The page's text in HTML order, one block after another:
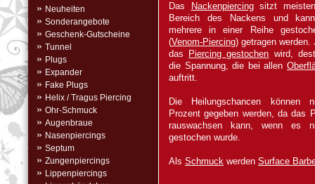
» Neuheiten
» Sonderangebote
» Geschenk-Gutscheine
» Tunnel
» Plugs
» Expander
» Fake Plugs
» Helix / Tragus Piercing
» Ohr-Schmuck
» Augenbraue
» Nasenpiercings
» Septum
» Zungenpiercings
» Lippenpiercings
Das Nackenpiercingsitzt
Bereich des Nackens und
mehrere in einer Reihe
(Venom-Piercing) getragen werden.
das
Piercing gestochen wird,
die Spannung, die bei allen
auftritt.
Die Heilungschancen können
Prozent gegeben werden, da das
rauswachsen kann, wenn es
gestochen wurde.
Als Schmuck werden Surface